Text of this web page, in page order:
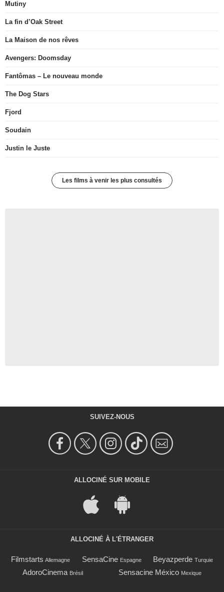
Mutiny
La fin d’Oak Street
La Maison de nos rêves
Avengers: Doomsday
Fantômas – Le nouveau monde
The Dog Stars
Fjord
Soudain
Justin le Juste
Les films à venir les plus consultés
SUIVEZ-NOUS
ALLOCINÉ SUR MOBILE
ALLOCINÉ À L'ÉTRANGER
Filmstarts Allemagne SensaCine Espagne Beyazperde Turquie
AdoroCinema Brésil Sensacine México Mexique